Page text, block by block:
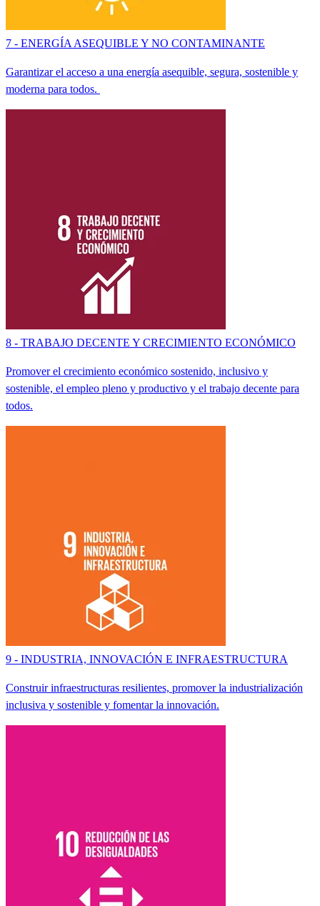
7 - ENERGÍA ASEQUIBLE Y NO CONTAMINANTE
Garantizar el acceso a una energía asequible, segura, sostenible y
moderna para todos.
8 - TRABAJO DECENTE Y CRECIMIENTO ECONÓMICO
Promover el crecimiento económico sostenido, inclusivo y
sostenible, el empleo pleno y productivo y el trabajo decente para
todos.
9 - INDUSTRIA, INNOVACIÓN E INFRAESTRUCTURA
Construir infraestructuras resilientes, promover la industrialización
inclusiva y sostenible y fomentar la innovación.